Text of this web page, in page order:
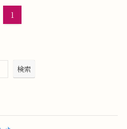
1
検索